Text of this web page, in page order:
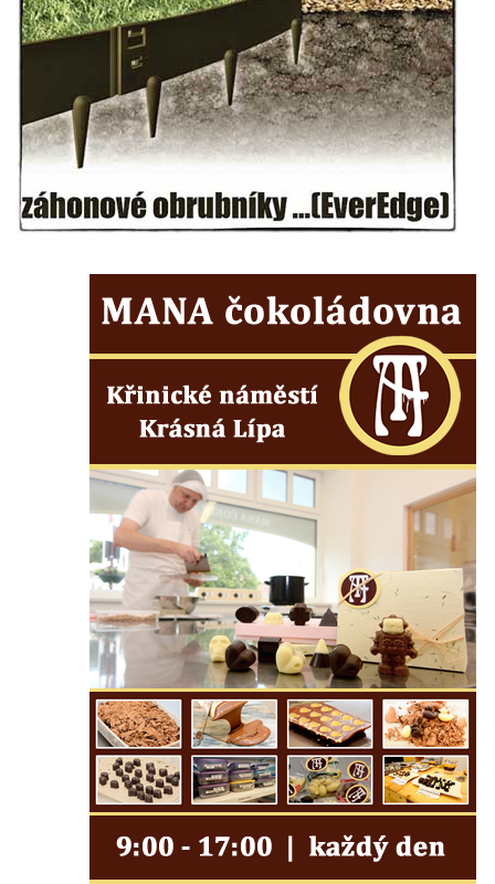
Mikulášovicích
Wäberův kříž v zahradě domu čp. 184 v
Mikulášovicích
Kříž na louce v horních Mikulášovicích
Posteltův kříž naproti domu ev.č. 29 v
Kříž Neubaukreuz u domu čp. 698 v
objektu v Mikulášovicích
Horním Podluží
Kříž u domu čp. 1016 v Mikulášovicích
Herltův kříž u Mikova v Mikulášovicích
Kříž u Borských u domu čp. 859 v
Mikulášovicích
Kříž Ließnerových naproti Mikovu v
Mikulášovicích
Kříž u Mikulášovického potoka poblíž
Mikovu v Mikulášovicích
Lissnerův kříž u domu čp. 39 v
Mikulášovicích
Hampelův kříž u bývalých kasáren v
Marchnerův (Zelený) kříž naproti domu čp.